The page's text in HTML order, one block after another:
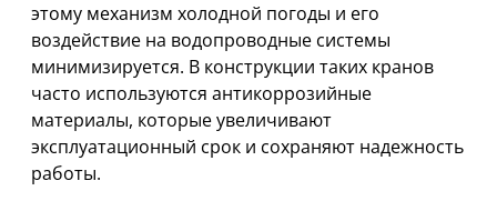
этому механизм холодной погоды и его
воздействие на водопроводные системы
минимизируется. В конструкции таких кранов
часто используются антикоррозийные
материалы, которые увеличивают
эксплуатационный срок и сохраняют надежность
работы.